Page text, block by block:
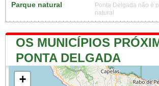
Parque natural
Ponta Delgada não é
natural
OS MUNICÍPIOS
PONTA DELGADA
+